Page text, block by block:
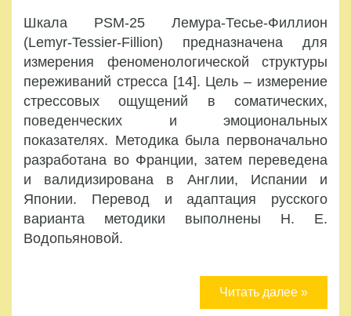
Шкала PSM-25 Лемура-Тесье-Филлион
(Lemyr-Tessier-Fillion) предназначена для
измерения феноменологической структуры
переживаний стресса [14]. Цель – измерение
стрессовых ощущений в соматических,
поведенческих и эмоциональных
показателях. Методика была первоначально
разработана во Франции, затем переведена
и валидизирована в Англии, Испании и
Японии. Перевод и адаптация русского
варианта методики выполнены Н. Е.
Водопьяновой.
Читать далее »